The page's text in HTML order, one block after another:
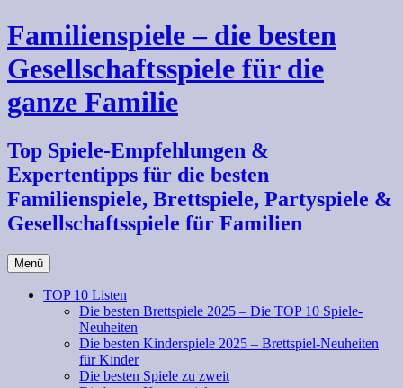
Zum
Inhalt
springen
Familienspiele – die besten
Gesellschaftsspiele für die
ganze Familie
Top Spiele-Empfehlungen &
Expertentipps für die besten
Familienspiele, Brettspiele, Partyspiele &
Gesellschaftsspiele für Familien
Menü
TOP 10 Listen
Die besten Brettspiele 2025 – Die TOP 10 Spiele-
Neuheiten
Die besten Kinderspiele 2025 – Brettspiel-Neuheiten
für Kinder
Die besten Spiele zu zweit